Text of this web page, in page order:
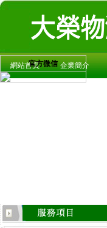
網站首頁 企業簡介
官方微信